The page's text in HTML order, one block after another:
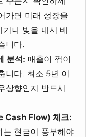
가면 미래 성장을
나 빚을 내서 배
니다.
분석: 매출이 꺾이
니다. 최소 5년 이
상향인지 반드시
Cash Flow) 체크:
는 현금이 풍부해야